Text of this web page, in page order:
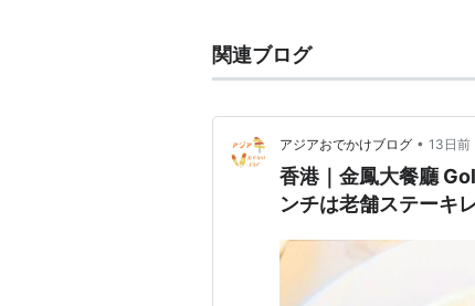
関連ブログ
アジアおでかけブログ • 13日前
香港｜金鳳大餐廳
ンチは老舗ステーキ